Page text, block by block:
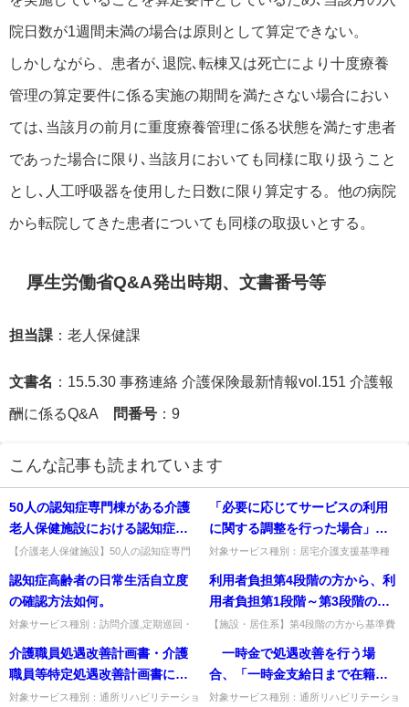
院日数が1週間未満の場合は原則として算定できない。
しかしながら、患者が､退院､転棟又は死亡により十度療養
管理の算定要件に係る実施の期間を満たさない場合におい
ては､当該月の前月に重度療養管理に係る状態を満たす患者
であった場合に限り､当該月においても同様に取り扱うこと
とし､人工呼吸器を使用した日数に限り算定する。他の病院
から転院してきた患者についても同様の取扱いとする。
厚生労働省Q&A発出時期、文書番号等
担当課 ：老人保健課
文書名 ：15.5.30 事務連絡 介護保険最新情報vol.151 介護報
酬に係るQ&A 問番号 ：9
こんな記事も読まれています
50人の認知症専門棟がある介護
老人保健施設における認知症ケ
ア加算を算定するための夜勤職
【介護老人保健施設】50人の認知症専門
職員は何人必要か。20人に1人以上の配置
が必要で3人の配置が必要...
「必要に応じてサービスの利用
に関する調整を行った場合」と
あるが、結果として調整しなか
対象サービス種別：居宅介護支援基準種
ス加算」質問「必要に応じてサービスの利
用に関する調整を行った場合」...
認知症高齢者の日常生活自立度
の確認方法如何。
対象サービス種別：訪問介護,定期巡回・
介護,介護予防訪問入浴介護,訪問入浴介護,
介護予防特定施設入居者...
利用者負担第4段階の方から、利
用者負担第1段階～第3段階の基
準費用額以上を徴収した場合
【施設・居住系】第4段階の方から基準費
るか。契約により定められるもので指導の
対象とはならない。出典：平...
介護職員処遇改善計画書・介護
職員等特定処遇改善計画書にお
いて、様式２－１の「(3)賃金改
対象サービス種別：通所リハビリテーショ
一時金で処遇改善を行う場
合、「一時金支給日まで在籍し
ている者のみに支給する（支給
対象サービス種別：通所リハビリテーショ